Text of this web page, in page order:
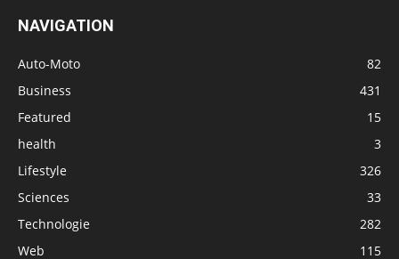
NAVIGATION
Auto-Moto
82
Business
431
Featured
15
health
3
Lifestyle
326
Sciences
33
Technologie
282
Web
115